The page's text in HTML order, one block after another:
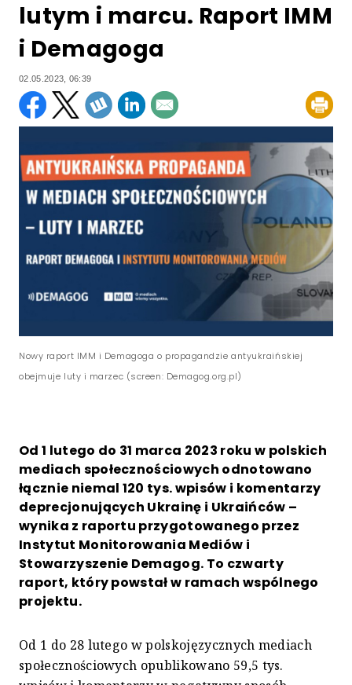
lutym i marcu. Raport IMM
i Demagoga
02.05.2023, 06:39
Nowy raport IMM i Demagoga o propagandzie antyukraińskiej
obejmuje luty i marzec (screen: Demagog.org.pl)
Od 1 lutego do 31 marca 2023 roku w polskich
mediach społecznościowych odnotowano
łącznie niemal 120 tys. wpisów i komentarzy
deprecjonujących Ukrainę i Ukraińców –
wynika z raportu przygotowanego przez
Instytut Monitorowania Mediów i
Stowarzyszenie Demagog. To czwarty
raport, który powstał w ramach wspólnego
projektu.
Od 1 do 28 lutego w polskojęzycznych mediach
społecznościowych opublikowano 59,5 tys.